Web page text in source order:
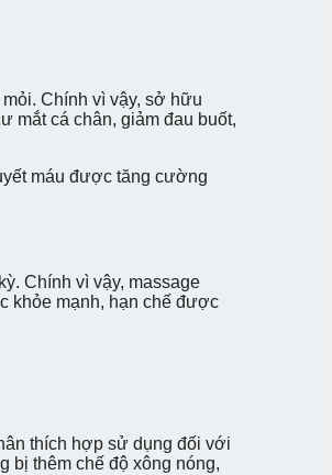
Chính vì vậy, sở hữu
mắt cá chân, giảm đau buốt,
máu được tăng cường
Chính vì vậy, massage
khỏe mạnh, hạn chế được
thích hợp sử dụng đối với
bị thêm chế độ xông nóng,